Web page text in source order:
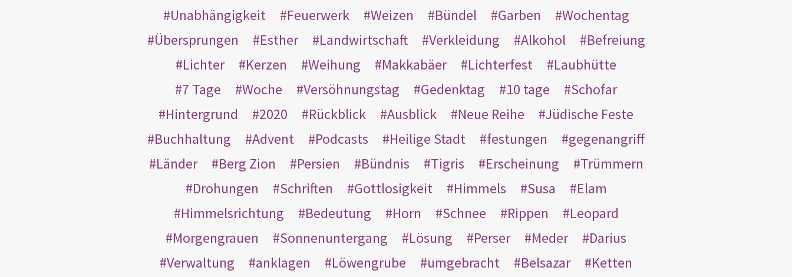
Unabhängigkeit
Feuerwerk Weizen Bündel Garben
Wochentag
Übersprungen
Esther Landwirtschaft Verkleidung Alkohol
Befreiung
Lichter
Kerzen Weihung Makkabäer Lichterfest
Laubhütte
7 Tage
Woche Versöhnungstag Gedenktag 10 tage
Schofar
Hintergrund
2020 Rückblick Ausblick Neue Reihe
Jüdische Feste
Buchhaltung
Advent Podcasts Heilige Stadt festungen
gegenangriff
Länder
Berg Zion Persien Bündnis Tigris Erscheinung
Trümmern
Drohungen
Schriften Gottlosigkeit Himmels Susa
Elam
Himmelsrichtung
Bedeutung Horn Schnee Rippen
Leopard
Morgengrauen
Sonnenuntergang Lösung Perser Meder
Darius
Verwaltung
anklagen Löwengrube umgebracht Belsazar
Ketten